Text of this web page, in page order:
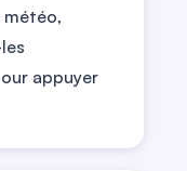
météo,
appuyer